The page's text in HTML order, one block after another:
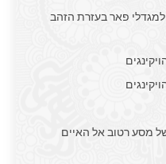
למגדלי פאר בעזרת הזהב
מסע רטוב אל האיים